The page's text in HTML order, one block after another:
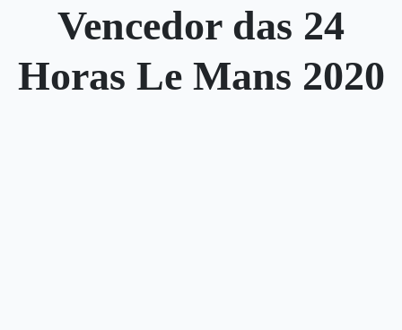
Vencedor das 24
Horas Le Mans 2020